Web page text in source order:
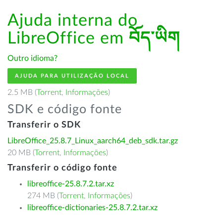
Ajuda interna do
LibreOffice em བོད་ཡིག
Outro idioma?
AJUDA PARA UTILIZAÇÃO LOCAL
2.5 MB (Torrent, Informações)
SDK e código fonte
Transferir o SDK
LibreOffice_25.8.7_Linux_aarch64_deb_sdk.tar.gz
20 MB (Torrent, Informações)
Transferir o código fonte
libreoffice-25.8.7.2.tar.xz
274 MB (Torrent, Informações)
libreoffice-dictionaries-25.8.7.2.tar.xz